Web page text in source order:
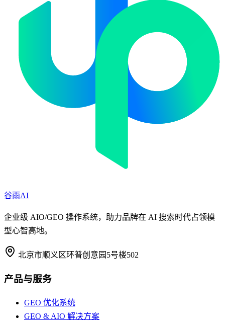
谷雨AI
企业级 AIO/GEO 操作系统，助力品牌在 AI 搜索时代占领模
型心智高地。
北京市顺义区环普创意园5号楼502
产品与服务
GEO 优化系统
GEO & AIO 解决方案